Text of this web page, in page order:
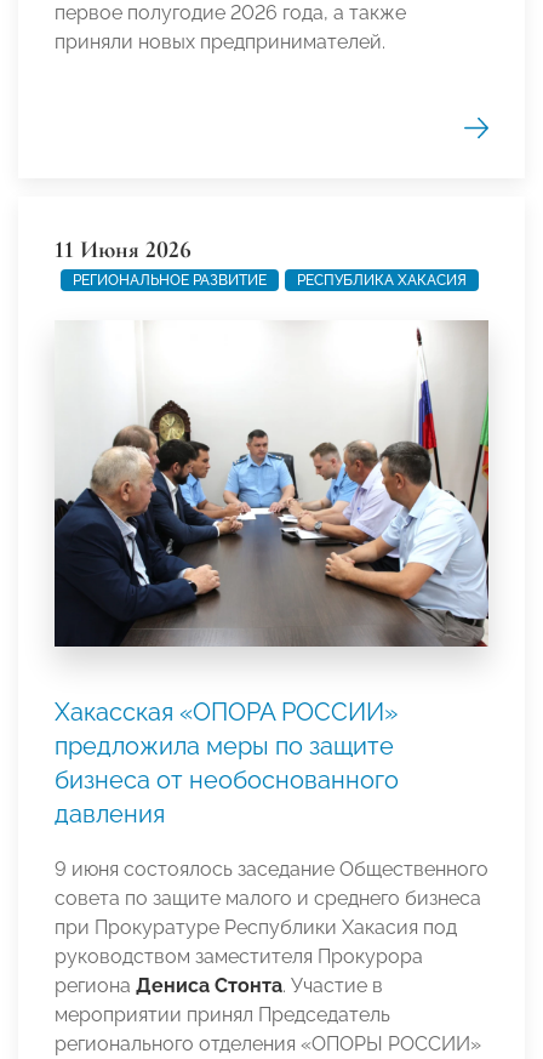
первое полугодие 2026 года, а также
приняли новых предпринимателей.
11 Июня 2026
РЕГИОНАЛЬНОЕ РАЗВИТИЕ РЕСПУБЛИКА ХАКАСИЯ
Хакасская «ОПОРА РОССИИ»
предложила меры по защите
бизнеса от необоснованного
давления
9 июня состоялось заседание Общественного
совета по защите малого и среднего бизнеса
при Прокуратуре Республики Хакасия под
руководством заместителя Прокурора
региона Дениса Стонта. Участие в
мероприятии принял Председатель
регионального отделения «ОПОРЫ РОССИИ»